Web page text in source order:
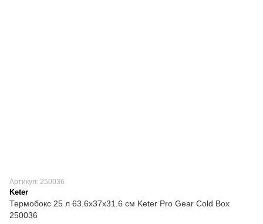
Артикул: 250036
Keter
Термобокс 25 л 63.6х37х31.6 см Keter Pro Gear Cold Box
250036